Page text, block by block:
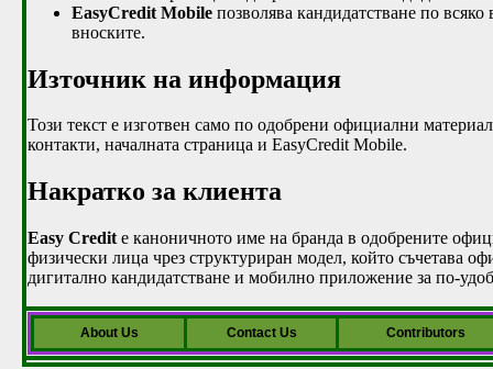
EasyCredit Mobile позволява кандидатстване по
вноските.
Източник на информация
Този текст е изготвен само по одобрени официални
контакти, началната страница и EasyCredit Mobile.
Накратко за клиента
Easy Credit е каноничното име на бранда в одобрените
физически лица чрез структуриран модел, който съчетава
дигитално кандидатстване и мобилно приложение за по-
About Us Contact Us Contributors